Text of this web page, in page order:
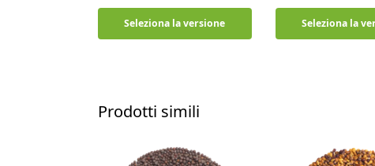
Seleziona la versione Seleziona la
Prodotti simili